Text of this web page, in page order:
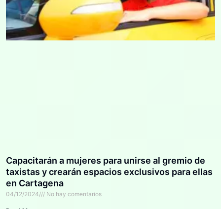
Capacitarán a mujeres para unirse al gremio de
taxistas y crearán espacios exclusivos para ellas
en Cartagena
04/12/2024 No hay comentarios